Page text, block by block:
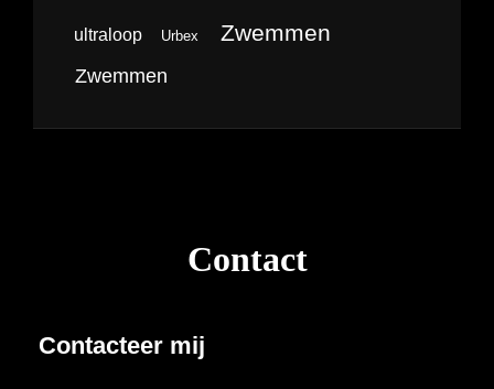
ultraloop Urbex Zwemmen
Zwemmen
Contact
Contacteer mij